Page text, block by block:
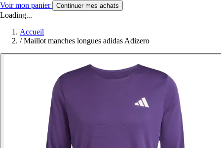
Voir mon panier Continuer mes achats
Loading...
Accueil
/ Maillot manches longues adidas Adizero